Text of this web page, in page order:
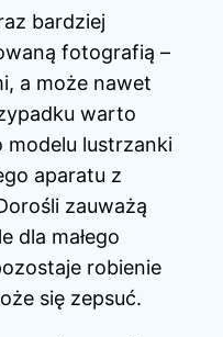
bardziej
fotografią –
a może nawet
warto
lustrzanki
aparatu z
zauważą
dla małego
robienie
się zepsuć.